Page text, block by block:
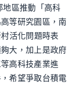
地區推動「高科
等研究園區，南
活化問題時表
大，加上是政府
高科技產業進
希望爭取台積電